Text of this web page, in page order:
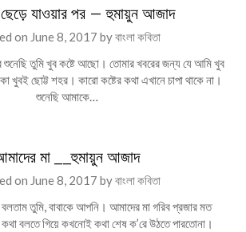
যাওয়ার পর – হুমায়ুন আজাদ
on June 8, 2017 byবাংলা কবিতা
শুনেছি তুমি খুব কষ্টে আছো। তোমার খবরের জন্য যে আমি খুব
খুবই ছোট্ট শহর। কারো কষ্টের কথা এখানে চাপা থাকে না।
শুনেছি আমাকে…
মা __হুমায়ুন আজাদ
on June 8, 2017 byবাংলা কবিতা
তুমি, বাবাকে আপনি। আমাদের মা গরিব প্রজার মত
কথা বলতে গিয়ে কখনোই কথা শেষ ক’রে উঠতে পারতোনা।